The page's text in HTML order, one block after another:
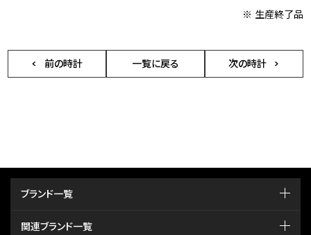
※ 生産終了品
前の時計 一覧に戻る 次の時計
ブランド一覧
関連ブランド一覧